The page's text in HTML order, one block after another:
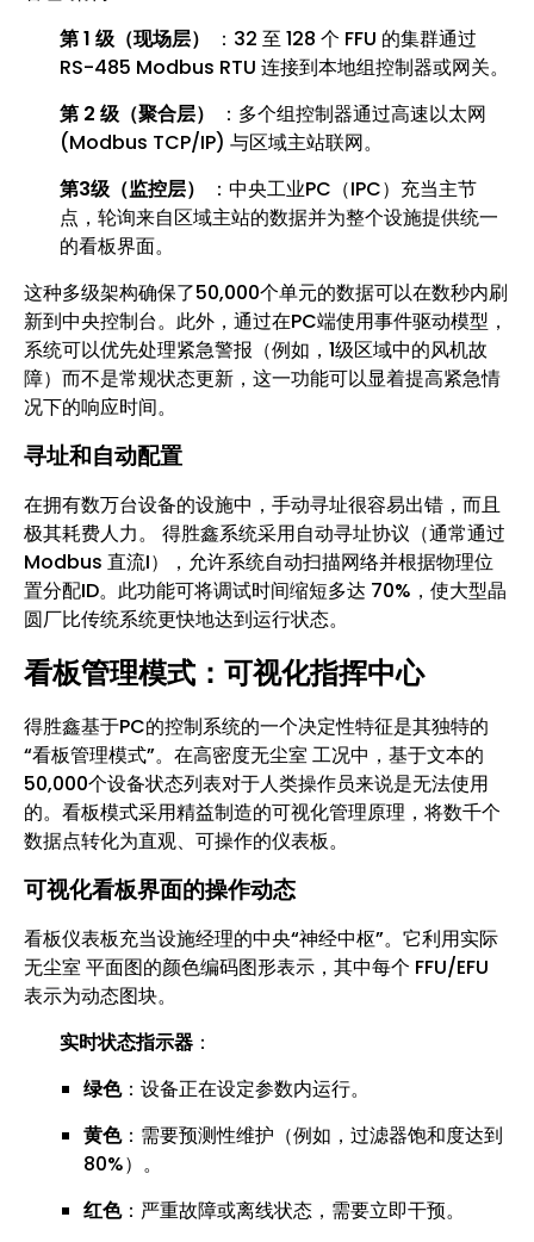
第 1 级（现场层）
：32 至 128 个 FFU 的集群通过
RS-485 Modbus RTU 连接到本地组控制器或网关。
第 2 级（聚合层）
：多个组控制器通过高速以太网
(Modbus TCP/IP) 与区域主站联网。
第3级（监控层）
：中央工业PC（IPC）充当主节
点，轮询来自区域主站的数据并为整个设施提供统一
的看板界面。
这种多级架构确保了50,000个单元的数据可以在数秒内刷
新到中央控制台。此外，通过在PC端使用事件驱动模型，
系统可以优先处理紧急警报（例如，1级区域中的风机故
障）而不是常规状态更新，这一功能可以显着提高紧急情
况下的响应时间。
寻址和自动配置
在拥有数万台设备的设施中，手动寻址很容易出错，而且
极其耗费人力。 得胜鑫系统采用自动寻址协议（通常通过
Modbus 直流I），允许系统自动扫描网络并根据物理位
置分配ID。此功能可将调试时间缩短多达 70%，使大型晶
圆厂比传统系统更快地达到运行状态。
看板管理模式：可视化指挥中心
得胜鑫基于PC的控制系统的一个决定性特征是其独特的
“看板管理模式”。在高密度无尘室 工况中，基于文本的
50,000个设备状态列表对于人类操作员来说是无法使用
的。看板模式采用精益制造的可视化管理原理，将数千个
数据点转化为直观、可操作的仪表板。
可视化看板界面的操作动态
看板仪表板充当设施经理的中央“神经中枢”。它利用实际
无尘室 平面图的颜色编码图形表示，其中每个 FFU/EFU
表示为动态图块。
实时状态指示器 ：
绿色：设备正在设定参数内运行。
黄色：需要预测性维护（例如，过滤器饱和度达到
80%）。
红色：严重故障或离线状态，需要立即干预。